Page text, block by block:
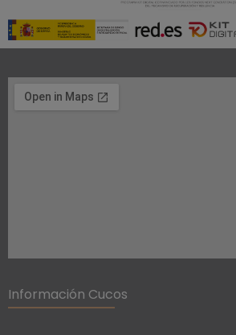
Información Cucos